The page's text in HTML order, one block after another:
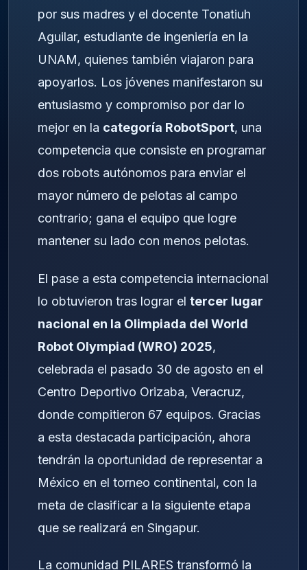
por sus madres y el docente Tonatiuh
Aguilar, estudiante de ingeniería en la
UNAM, quienes también viajaron para
apoyarlos. Los jóvenes manifestaron su
entusiasmo y compromiso por dar lo
mejor en la categoría RobotSport, una
competencia que consiste en programar
dos robots autónomos para enviar el
mayor número de pelotas al campo
contrario; gana el equipo que logre
mantener su lado con menos pelotas.
El pase a esta competencia internacional
lo obtuvieron tras lograr el tercer lugar
nacional en la Olimpiada del World
Robot Olympiad (WRO) 2025,
celebrada el pasado 30 de agosto en el
Centro Deportivo Orizaba, Veracruz,
donde compitieron 67 equipos. Gracias
a esta destacada participación, ahora
tendrán la oportunidad de representar a
México en el torneo continental, con la
meta de clasificar a la siguiente etapa
que se realizará en Singapur.
La comunidad PILARES transformó la